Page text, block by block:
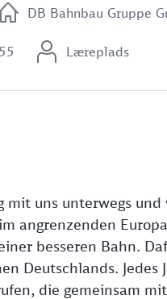
DB Bahnbau Gruppe
Læreplads
mit uns unterwegs und
angrenzenden
besseren Bahn.
Deutschlands. Jedes
die gemeinsam